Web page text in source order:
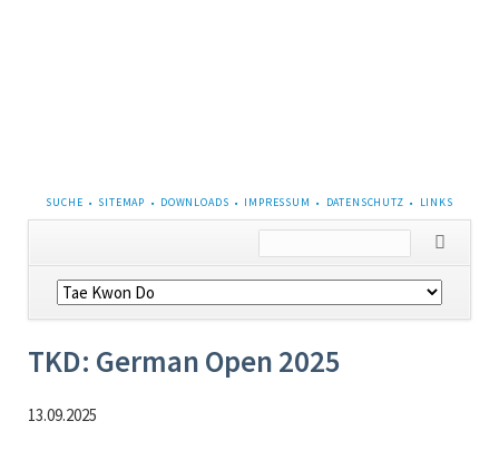
NAVIGATION
ÜBERSPRINGEN
SUCHE SITEMAP DOWNLOADS IMPRESSUM DATENSCHUTZ LINKS
Navigation
überspringen
TKD: German Open 2025
13.09.2025